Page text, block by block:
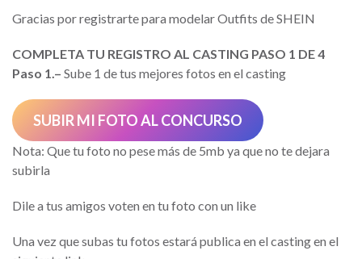
Gracias por registrarte para modelar Outfits de SHEIN
COMPLETA TU REGISTRO AL CASTING PASO 1 DE 4
Paso 1.– Sube 1 de tus mejores fotos en el casting
SUBIR MI FOTO AL CONCURSO
Nota: Que tu foto no pese más de 5mb ya que no te dejara
subirla
Dile a tus amigos voten en tu foto con un like
Una vez que subas tu fotos estará publica en el casting en el